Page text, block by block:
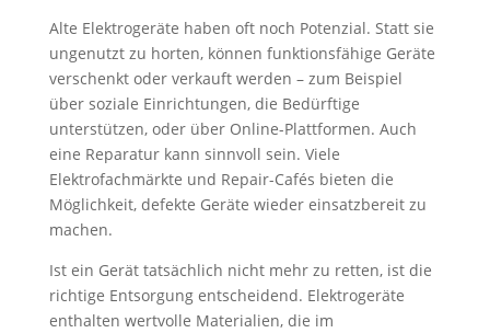
Alte Elektrogeräte haben oft noch Potenzial. Statt sie
ungenutzt zu horten, können funktionsfähige Geräte
verschenkt oder verkauft werden – zum Beispiel
über soziale Einrichtungen, die Bedürftige
unterstützen, oder über Online-Plattformen. Auch
eine Reparatur kann sinnvoll sein. Viele
Elektrofachmärkte und Repair-Cafés bieten die
Möglichkeit, defekte Geräte wieder einsatzbereit zu
machen.
Ist ein Gerät tatsächlich nicht mehr zu retten, ist die
richtige Entsorgung entscheidend. Elektrogeräte
enthalten wertvolle Materialien, die im